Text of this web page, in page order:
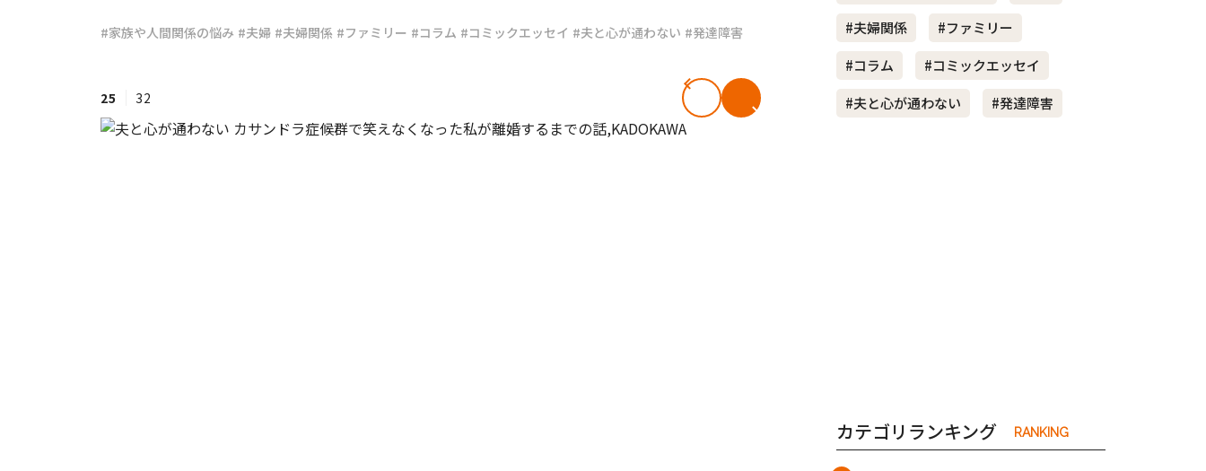
#ワンオペ育児 #共働き夫婦 #産休 #育休
#家族や人間関係の悩み #夫婦 #夫婦関係 #ファミリー #コラム #コミックエッセイ #夫と心が通わない #発達障害
25 32
#夫婦関係
#ファミリー
#コラム
#コミックエッセイ
#夫と心が通わない
#発達障害
カテゴリランキング RANKING